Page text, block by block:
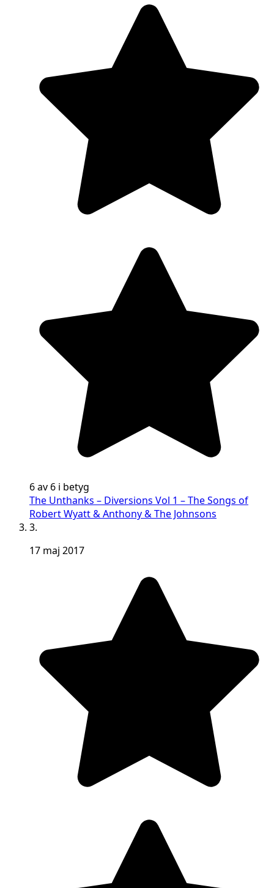
6 av 6 i betyg
The Unthanks – Diversions Vol 1 – The Songs of
Robert Wyatt & Anthony & The Johnsons
3.
17 maj 2017